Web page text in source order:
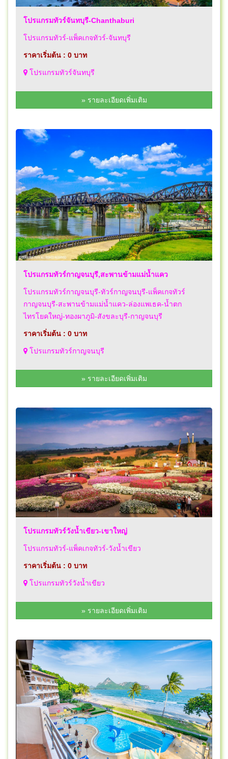
โปรแกรมทัวร์จันทบุรี-Chanthaburi
โปรแกรมทัวร์-แพ็คเกจทัวร์-จันทบุรี
ราคาเริ่มต้น : 0 บาท
โปรแกรมทัวร์จันทบุรี
» รายละเอียดเพิ่มเติม
โปรแกรมทัวร์กาญจนบุรี,สะพานข้ามแม่น้ำแคว
โปรแกรมทัวร์กาญจนบุรี-ทัวร์กาญจนบุรี-แพ็คเกจทัวร์
กาญจนบุรี-สะพานข้ามแม่น้ำแคว-ล่องแพเธค-น้ำตก
ไทรโยคใหญ่-ทองผาภูมิ-สังขละบุรี-กาญจนบุรี
ราคาเริ่มต้น : 0 บาท
โปรแกรมทัวร์กาญจนบุรี
» รายละเอียดเพิ่มเติม
โปรแกรมทัวร์วังน้ำเขียว-เขาใหญ่
โปรแกรมทัวร์-แพ็คเกจทัวร์-วังน้ำเขียว
ราคาเริ่มต้น : 0 บาท
โปรแกรมทัวร์วังน้ำเขียว
» รายละเอียดเพิ่มเติม